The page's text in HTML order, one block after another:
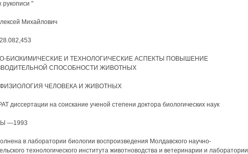
рукописи "
Михайлович
БИОХИМИЧЕСКИЕ И ТЕХНОЛОГИЧЕСКИЕ АСПЕКТЫ ПОВЫШЕНИЕ
СПОСОБНОСТИ ЖИВОТНЫХ
ФИЗИОЛОГИЯ ЧЕЛОВЕКА И ЖИВОТНЫХ
диссертации на соискание ученой степени доктора биологических наук
—1993
в лаборатории биологии воспроизведения Молдавского научно-
технологического института животноводства и ветеринарии и лаборатории